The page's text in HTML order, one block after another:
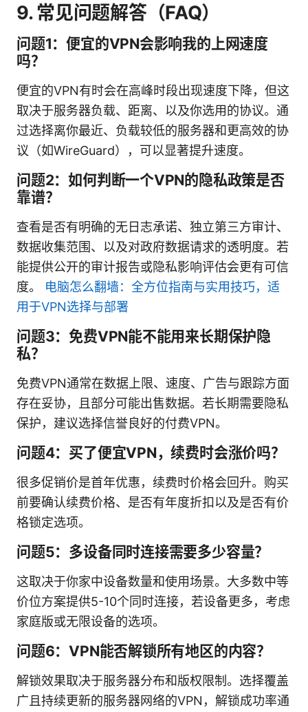
9. 常见问题解答（FAQ）
问题1：便宜的VPN会影响我的上网速度
吗？
便宜的VPN有时会在高峰时段出现速度下降，但这
取决于服务器负载、距离、以及你选用的协议。通
过选择离你最近、负载较低的服务器和更高效的协
议（如WireGuard），可以显著提升速度。
问题2：如何判断一个VPN的隐私政策是否
靠谱？
查看是否有明确的无日志承诺、独立第三方审计、
数据收集范围、以及对政府数据请求的透明度。若
能提供公开的审计报告或隐私影响评估会更有可信
度。 电脑怎么翻墙：全方位指南与实用技巧，适
用于VPN选择与部署
问题3：免费VPN能不能用来长期保护隐
私？
免费VPN通常在数据上限、速度、广告与跟踪方面
存在妥协，且部分可能出售数据。若长期需要隐私
保护，建议选择信誉良好的付费VPN。
问题4：买了便宜VPN，续费时会涨价吗？
很多促销价是首年优惠，续费时价格会回升。购买
前要确认续费价格、是否有年度折扣以及是否有价
格锁定选项。
问题5：多设备同时连接需要多少容量？
这取决于你家中设备数量和使用场景。大多数中等
价位方案提供5-10个同时连接，若设备更多，考虑
家庭版或无限设备的选项。
问题6：VPN能否解锁所有地区的内容？
解锁效果取决于服务器分布和版权限制。选择覆盖
广且持续更新的服务器网络的VPN，解锁成功率通